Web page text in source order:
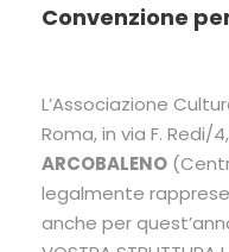
Convenzione
L’Associazione
Roma, in via F. Redi/
ARCOBALENO
legalmente
anche per quest’anno